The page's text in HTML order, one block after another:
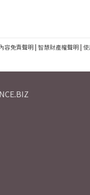
容免責聲明| 智慧財產權聲明|